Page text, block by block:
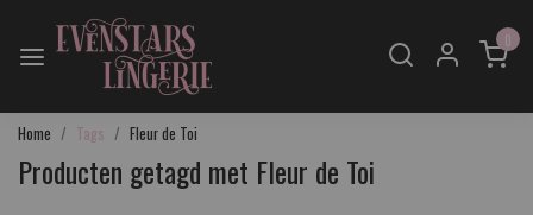
0
Home Tags Fleur de Toi
Producten getagd met Fleur de Toi